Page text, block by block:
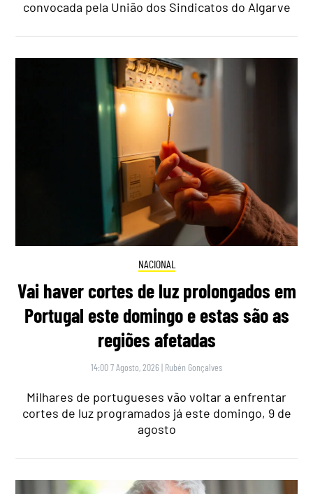
convocada pela União dos Sindicatos do Algarve
NACIONAL
Vai haver cortes de luz prolongados em
Portugal este domingo e estas são as
regiões afetadas
14:00 7 Agosto, 2026 | Rubén Gonçalves
Milhares de portugueses vão voltar a enfrentar
cortes de luz programados já este domingo, 9 de
agosto